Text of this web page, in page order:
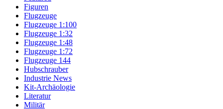
Figuren
Flugzeuge
Flugzeuge 1:100
Flugzeuge 1:32
Flugzeuge 1:48
Flugzeuge 1:72
Flugzeuge 144
Hubschrauber
Industrie News
Kit-Archäologie
Literatur
Militär